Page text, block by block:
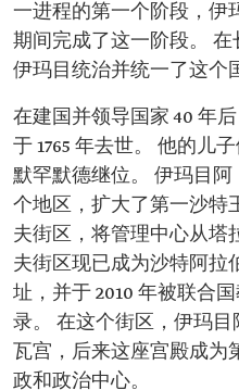
一进程的第一个阶段，伊
期间完成了这一阶段。
伊玛目统治并统一了这个
在建国并领导国家 40 年
于 1765 年去世。 他的儿
默罕默德继位。 伊玛目
个地区，扩大了第一沙特
夫街区，将管理中心从塔
夫街区现已成为沙特阿拉
址，并于 2010 年被联合
录。 在这个街区，伊玛
瓦宫，后来这座宫殿成为
政和政治中心。